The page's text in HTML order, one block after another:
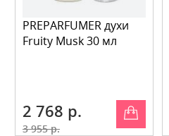
PREPARFUMER духи
Fruity Musk 30 мл
2 768 р.
3 955 р.